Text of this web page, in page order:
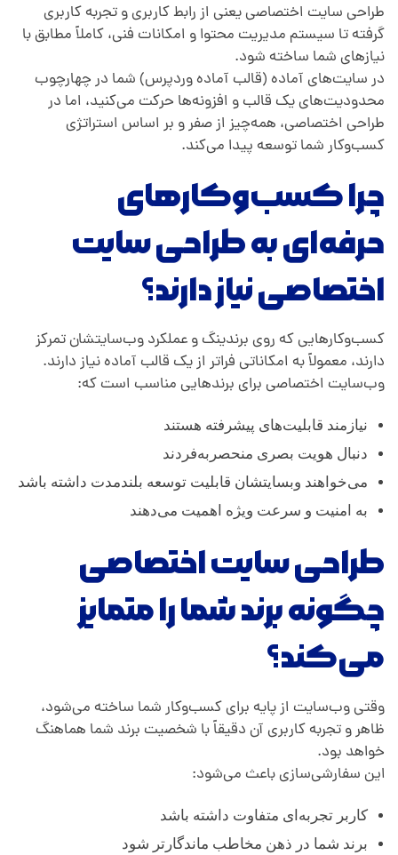
طراحی سایت اختصاصی یعنی از رابط کاربری و تجربه کاربری
گرفته تا سیستم مدیریت محتوا و امکانات فنی، کاملاً مطابق با
نیازهای شما ساخته شود.
در سایت‌های آماده (قالب آماده وردپرس) شما در چهارچوب
محدودیت‌های یک قالب و افزونه‌ها حرکت می‌کنید، اما در
طراحی اختصاصی، همه‌چیز از صفر و بر اساس استراتژی
کسب‌وکار شما توسعه پیدا می‌کند.
چرا کسب‌وکارهای
حرفه‌ای به طراحی سایت
اختصاصی نیاز دارند؟
کسب‌وکارهایی که روی برندینگ و عملکرد وب‌سایتشان تمرکز
دارند، معمولاً به امکاناتی فراتر از یک قالب آماده نیاز دارند.
وب‌سایت اختصاصی برای برندهایی مناسب است که:
نیازمند قابلیت‌های پیشرفته هستند
دنبال هویت بصری منحصربه‌فردند
می‌خواهند وبسایتشان قابلیت توسعه بلندمدت داشته باشد
به امنیت و سرعت ویژه اهمیت می‌دهند
طراحی سایت اختصاصی
چگونه برند شما را متمایز
می‌کند؟
وقتی وب‌سایت از پایه برای کسب‌وکار شما ساخته می‌شود،
ظاهر و تجربه کاربری آن دقیقاً با شخصیت برند شما هماهنگ
خواهد بود.
این سفارشی‌سازی باعث می‌شود:
کاربر تجربه‌ای متفاوت داشته باشد
برند شما در ذهن مخاطب ماندگارتر شود